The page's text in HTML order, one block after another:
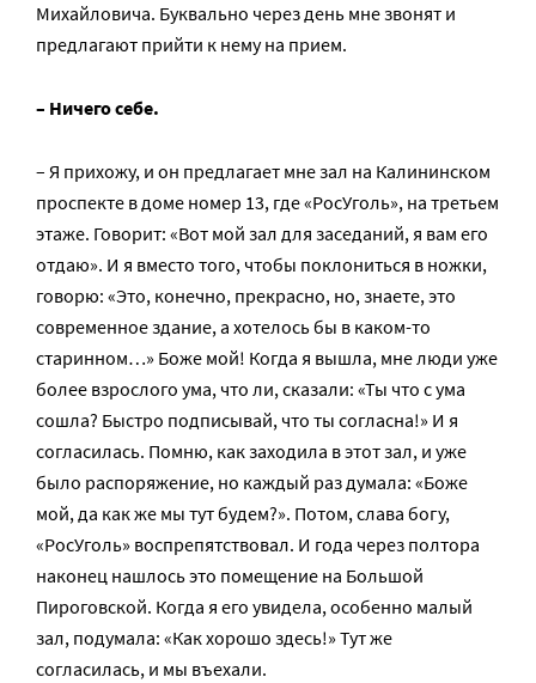
Михайловича. Буквально через день мне звонят и
предлагают прийти к нему на прием.
– Ничего себе.
– Я прихожу, и он предлагает мне зал на Калининском
проспекте в доме номер 13, где «РосУголь», на третьем
этаже. Говорит: «Вот мой зал для заседаний, я вам его
отдаю». И я вместо того, чтобы поклониться в ножки,
говорю: «Это, конечно, прекрасно, но, знаете, это
современное здание, а хотелось бы в каком-то
старинном…» Боже мой! Когда я вышла, мне люди уже
более взрослого ума, что ли, сказали: «Ты что с ума
сошла? Быстро подписывай, что ты согласна!» И я
согласилась. Помню, как заходила в этот зал, и уже
было распоряжение, но каждый раз думала: «Боже
мой, да как же мы тут будем?». Потом, слава богу,
«РосУголь» воспрепятствовал. И года через полтора
наконец нашлось это помещение на Большой
Пироговской. Когда я его увидела, особенно малый
зал, подумала: «Как хорошо здесь!» Тут же
согласилась, и мы въехали.